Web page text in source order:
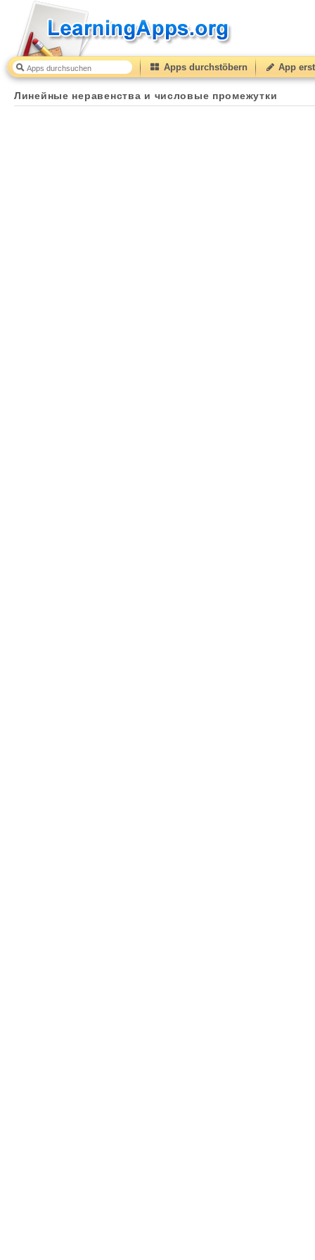
Apps durchstöbern App
Линейные неравенства и числовые промежутки
Линейные неравенства и числовые промежутки 50